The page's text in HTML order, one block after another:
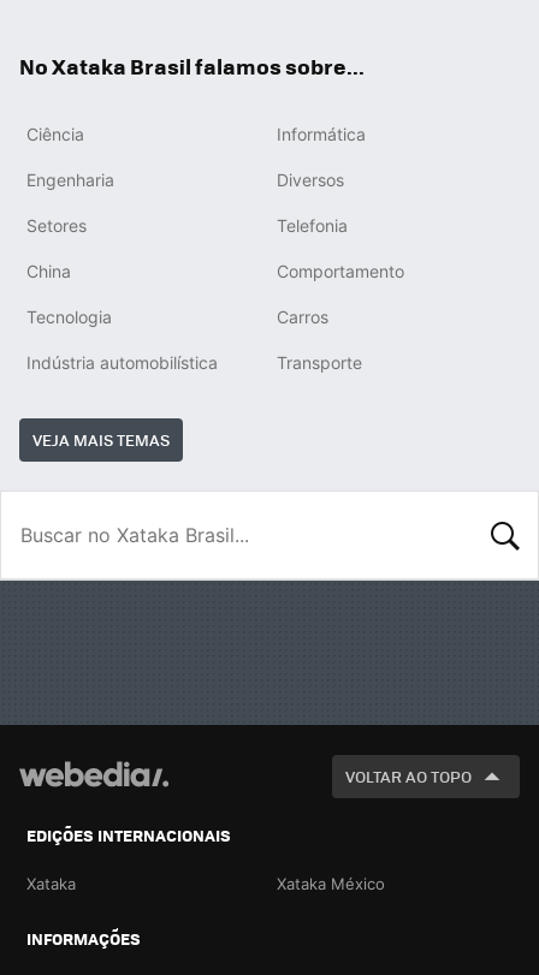
No Xataka Brasil falamos sobre...
Ciência Informática
Engenharia Diversos
Setores Telefonia
China Comportamento
Tecnologia Carros
Indústria automobilística Transporte
VEJA MAIS TEMAS
VOLTAR AO TOPO
EDIÇÕES INTERNACIONAIS
Xataka Xataka México
INFORMAÇÕES